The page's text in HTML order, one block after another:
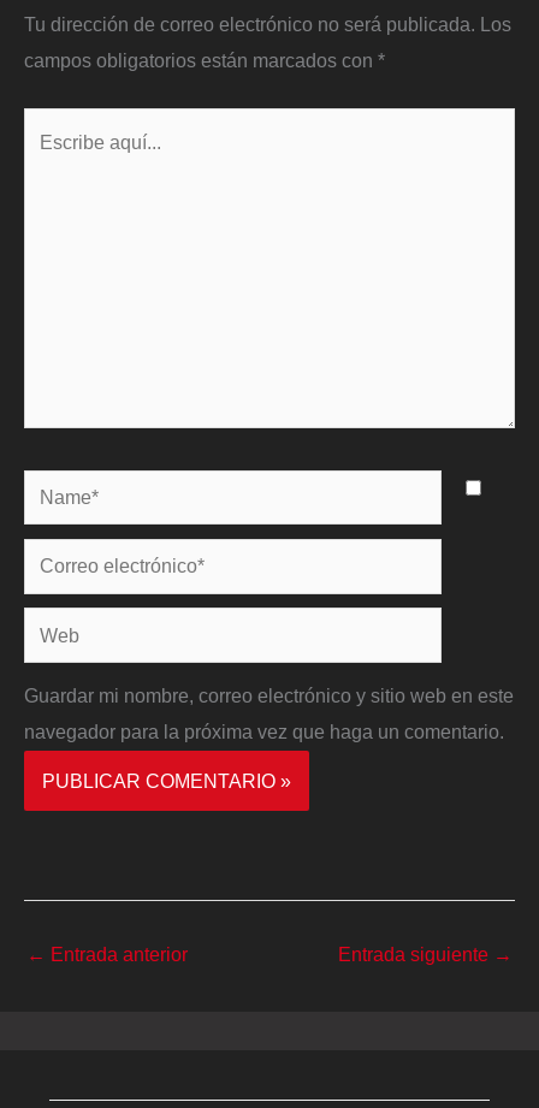
Tu dirección de correo electrónico no será publicada. Los
campos obligatorios están marcados con *
Name*
Correo
electrónico*
Web
Guardar mi nombre, correo electrónico y sitio web en este
navegador para la próxima vez que haga un comentario.
← Entrada anterior Entrada siguiente →